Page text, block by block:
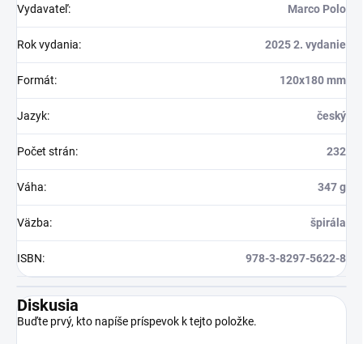
Vydavateľ: Marco Polo
Rok vydania: 2025 2. vydanie
Formát: 120x180 mm
Jazyk: český
Počet strán: 232
Váha: 347 g
Väzba: špirála
ISBN: 978-3-8297-5622-8
Diskusia
Buďte prvý, kto napíše príspevok k tejto položke.